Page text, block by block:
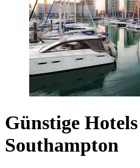
Günstige
Southampton